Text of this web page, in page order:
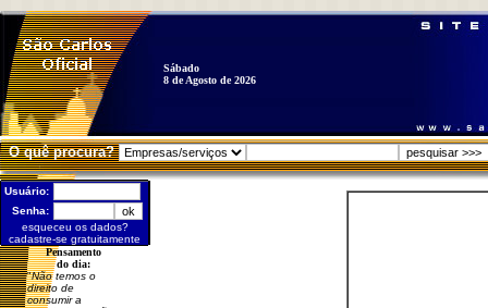
Sábado
8 de Agosto de 2026
O quê procura?
Usuário:
Senha:
esqueceu os dados?
cadastre-se gratuitamente
Pensamento
do dia:
"Não temos o
direito de
consumir a